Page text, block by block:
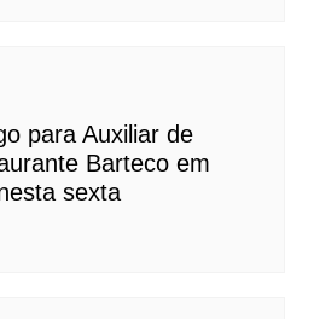
para Auxiliar de
Barteco em
sexta